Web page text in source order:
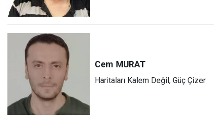
Cem MURAT
Haritaları Kalem Değil, Güç Çizer